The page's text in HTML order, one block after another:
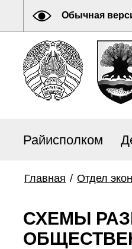
Обычная
Райисполком
Главная / Отдел
СХЕМЫ